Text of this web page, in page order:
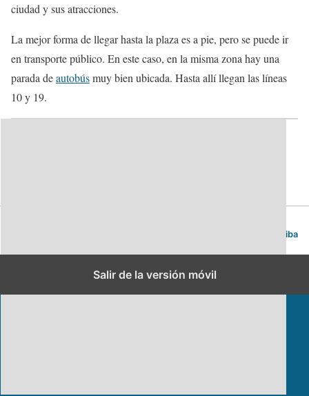
ciudad y sus atracciones.
La mejor forma de llegar hasta la plaza es a pie, pero se puede ir
en transporte público. En este caso, en la misma zona hay una
parada deautobúsmuy bien ubicada. Hasta allí llegan las líneas
10 y 19.
Volver arriba
Salir de la versión móvil